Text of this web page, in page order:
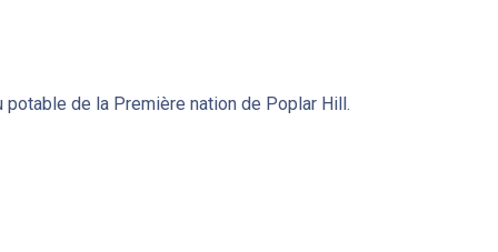
de la Première nation de Poplar Hill.